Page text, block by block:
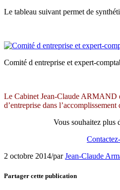
Le tableau suivant permet de
Comité d entreprise et expert-
Le Cabinet Jean-Claude ARMAND
d’entreprise dans
Vous souhaitez plus
2 octobre 2014/parJean-Claude
Partager cette publication